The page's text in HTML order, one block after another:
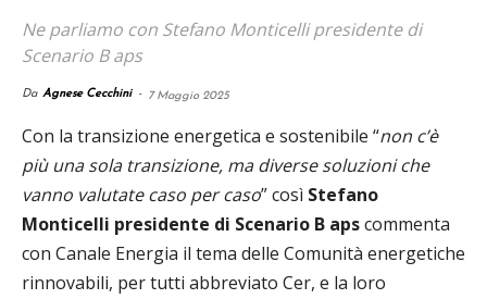
Ne parliamo con Stefano Monticelli presidente di
Scenario B aps
Da Agnese Cecchini - 7 Maggio 2025
Con la transizione energetica e sostenibile “non c’è
più una sola transizione, ma diverse soluzioni che
vanno valutate caso per caso” così Stefano
Monticelli presidente di Scenario B apscommenta
con Canale Energia il tema delle Comunità energetiche
rinnovabili, per tutti abbreviato Cer, e la loro